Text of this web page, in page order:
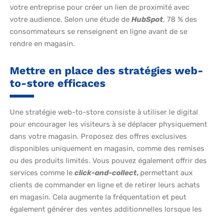
votre entreprise pour créer un lien de proximité avec
votre audience. Selon une étude de HubSpot, 78 % des
consommateurs se renseignent en ligne avant de se
rendre en magasin.
Mettre en place des stratégies web-
to-store efficaces
Une stratégie web-to-store consiste à utiliser le digital
pour encourager les visiteurs à se déplacer physiquement
dans votre magasin. Proposez des offres exclusives
disponibles uniquement en magasin, comme des remises
ou des produits limités. Vous pouvez également offrir des
services comme le click-and-collect, permettant aux
clients de commander en ligne et de retirer leurs achats
en magasin. Cela augmente la fréquentation et peut
également générer des ventes additionnelles lorsque les